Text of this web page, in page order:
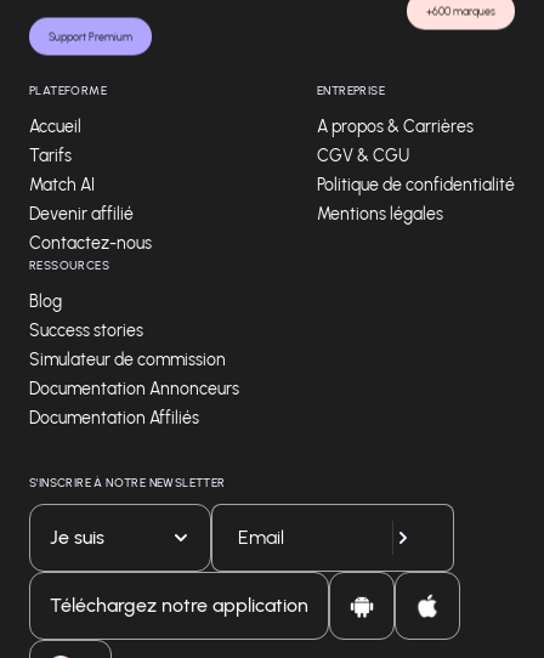
Support Premium
+600 marques
PLATEFORME
Accueil
Tarifs
Match AI
Devenir affilié
Contactez-nous
ENTREPRISE
A propos & Carrières
CGV & CGU
Politique de confidentialité
Mentions légales
RESSOURCES
Blog
Success stories
Simulateur de commission
Documentation Annonceurs
Documentation Affiliés
S'INSCRIRE À NOTRE NEWSLETTER
Je suis
Téléchargez notre application